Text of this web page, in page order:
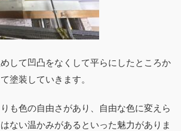
して凹凸をなくして平らにしたところか
塗装していきます。
も色の自由さがあり、自由な色に変えら
ない温かみがあるといった魅力がありま